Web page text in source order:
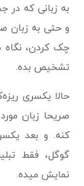
به زبانی که در
و حتی به زبان
چک کردن، نگاه
تشخیص بده.
حالا یکسری
صریحا زبان
کنه. و بعد
گوگل، فقط
نمایش میده.